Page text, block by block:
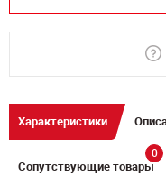
Характеристики
Сопутствующие товары
0